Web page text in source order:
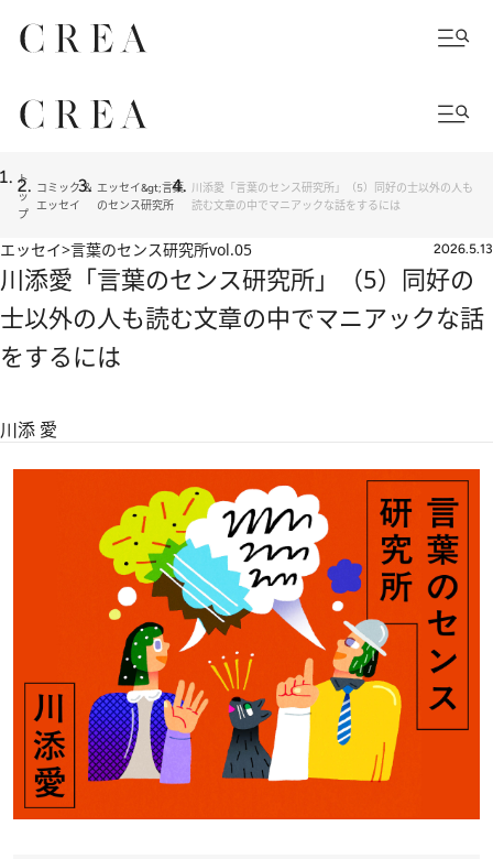
ト
ッ
プ
コミック ＆
エッセイ
エッセイ&gt;言葉
のセンス研究所
川添愛「言葉のセンス研究所」（5）同好の士以外の人も
読む文章の中でマニアックな話をするには
エッセイ>言葉のセンス研究所vol.05 2026.5.13
川添愛「言葉のセンス研究所」（5）同好の
士以外の人も読む文章の中でマニアックな話
をするには
川添 愛